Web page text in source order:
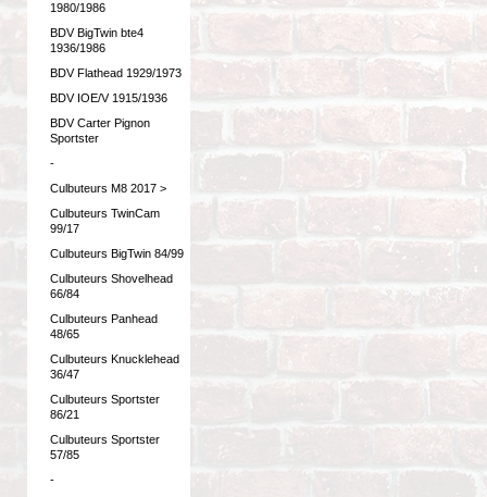
1980/1986
BDV BigTwin bte4
1936/1986
BDV Flathead 1929/1973
BDV IOE/V 1915/1936
BDV Carter Pignon
Sportster
-
Culbuteurs M8 2017 >
Culbuteurs TwinCam
99/17
Culbuteurs BigTwin 84/99
Culbuteurs Shovelhead
66/84
Culbuteurs Panhead
48/65
Culbuteurs Knucklehead
36/47
Culbuteurs Sportster
86/21
Culbuteurs Sportster
57/85
-